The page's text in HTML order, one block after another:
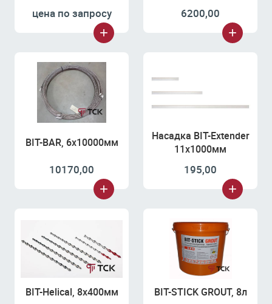
цена по запросу 6200,00
BIT-BAR, 6х10000мм
10170,00
Насадка BIT-Extender
11х1000мм
195,00
BIT-Helical, 8х400мм BIT-STICK GROUT, 8л